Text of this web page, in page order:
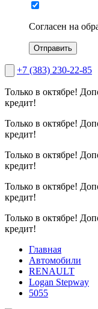
Согласен на
Отправить
+7 (383) 230-22-85
Только в октябре!
кредит!
Только в октябре!
кредит!
Только в октябре!
кредит!
Только в октябре!
кредит!
Только в октябре!
кредит!
Главная
Автомобили
RENAULT
Logan Stepway
5055